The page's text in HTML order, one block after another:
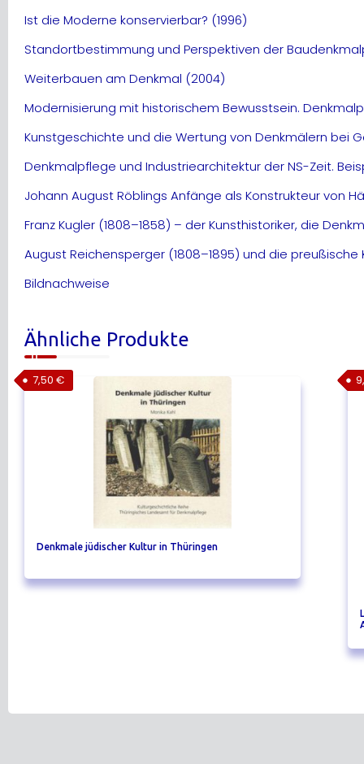
Ist die Moderne konservierbar? (1996)
Standortbestimmung und Perspektiven der
Weiterbauen am Denkmal (2004)
Modernisierung mit historischem Bewusstsein.
Kunstgeschichte und die Wertung von Denkmälern bei
Denkmalpflege und Industriearchitektur der NS-Zeit.
Johann August Röblings Anfänge als Konstrukteur von
Franz Kugler (1808–1858) – der Kunsthistoriker, die
August Reichensperger (1808–1895) und die
Bildnachweise
Ähnliche Produkte
Denkmale jüdischer Kultur in Thüringen
7,50 €